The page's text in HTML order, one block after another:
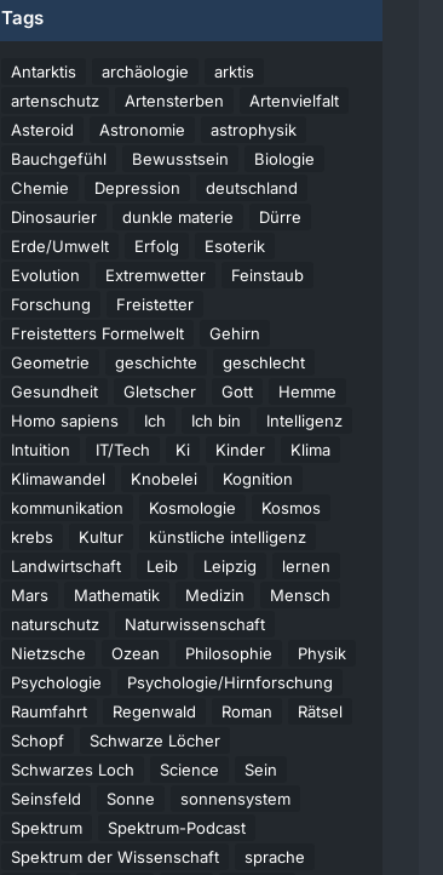
Tags
Antarktis archäologie
arktis
artenschutz
Artensterben
Artenvielfalt
Asteroid
Astronomie
astrophysik
Bauchgefühl
Bewusstsein
Biologie
Chemie
Depression
deutschland
Dinosaurier
dunkle materie
Dürre
Erde/Umwelt
Erfolg
Esoterik
Evolution
Extremwetter
Feinstaub
Forschung
Freistetter
Freistetters Formelwelt
Gehirn
Geometrie
geschichte
geschlecht
Gesundheit
Gletscher Gott
Hemme
Homo sapiens
Ich Ich bin
Intelligenz
Intuition
IT/Tech Ki Kinder
Klima
Klimawandel
Knobelei
Kognition
kommunikation
Kosmologie
Kosmos
krebs
Kultur
künstliche intelligenz
Landwirtschaft
Leib Leipzig
lernen
Mars
Mathematik Medizin
Mensch
naturschutz
Naturwissenschaft
Nietzsche
Ozean Philosophie
Physik
Psychologie
Psychologie/Hirnforschung
Raumfahrt
Regenwald Roman
Rätsel
Schopf
Schwarze Löcher
Schwarzes Loch
Science
Sein
Seinsfeld
Sonne
sonnensystem
Spektrum
Spektrum-Podcast
Spektrum der Wissenschaft
sprache